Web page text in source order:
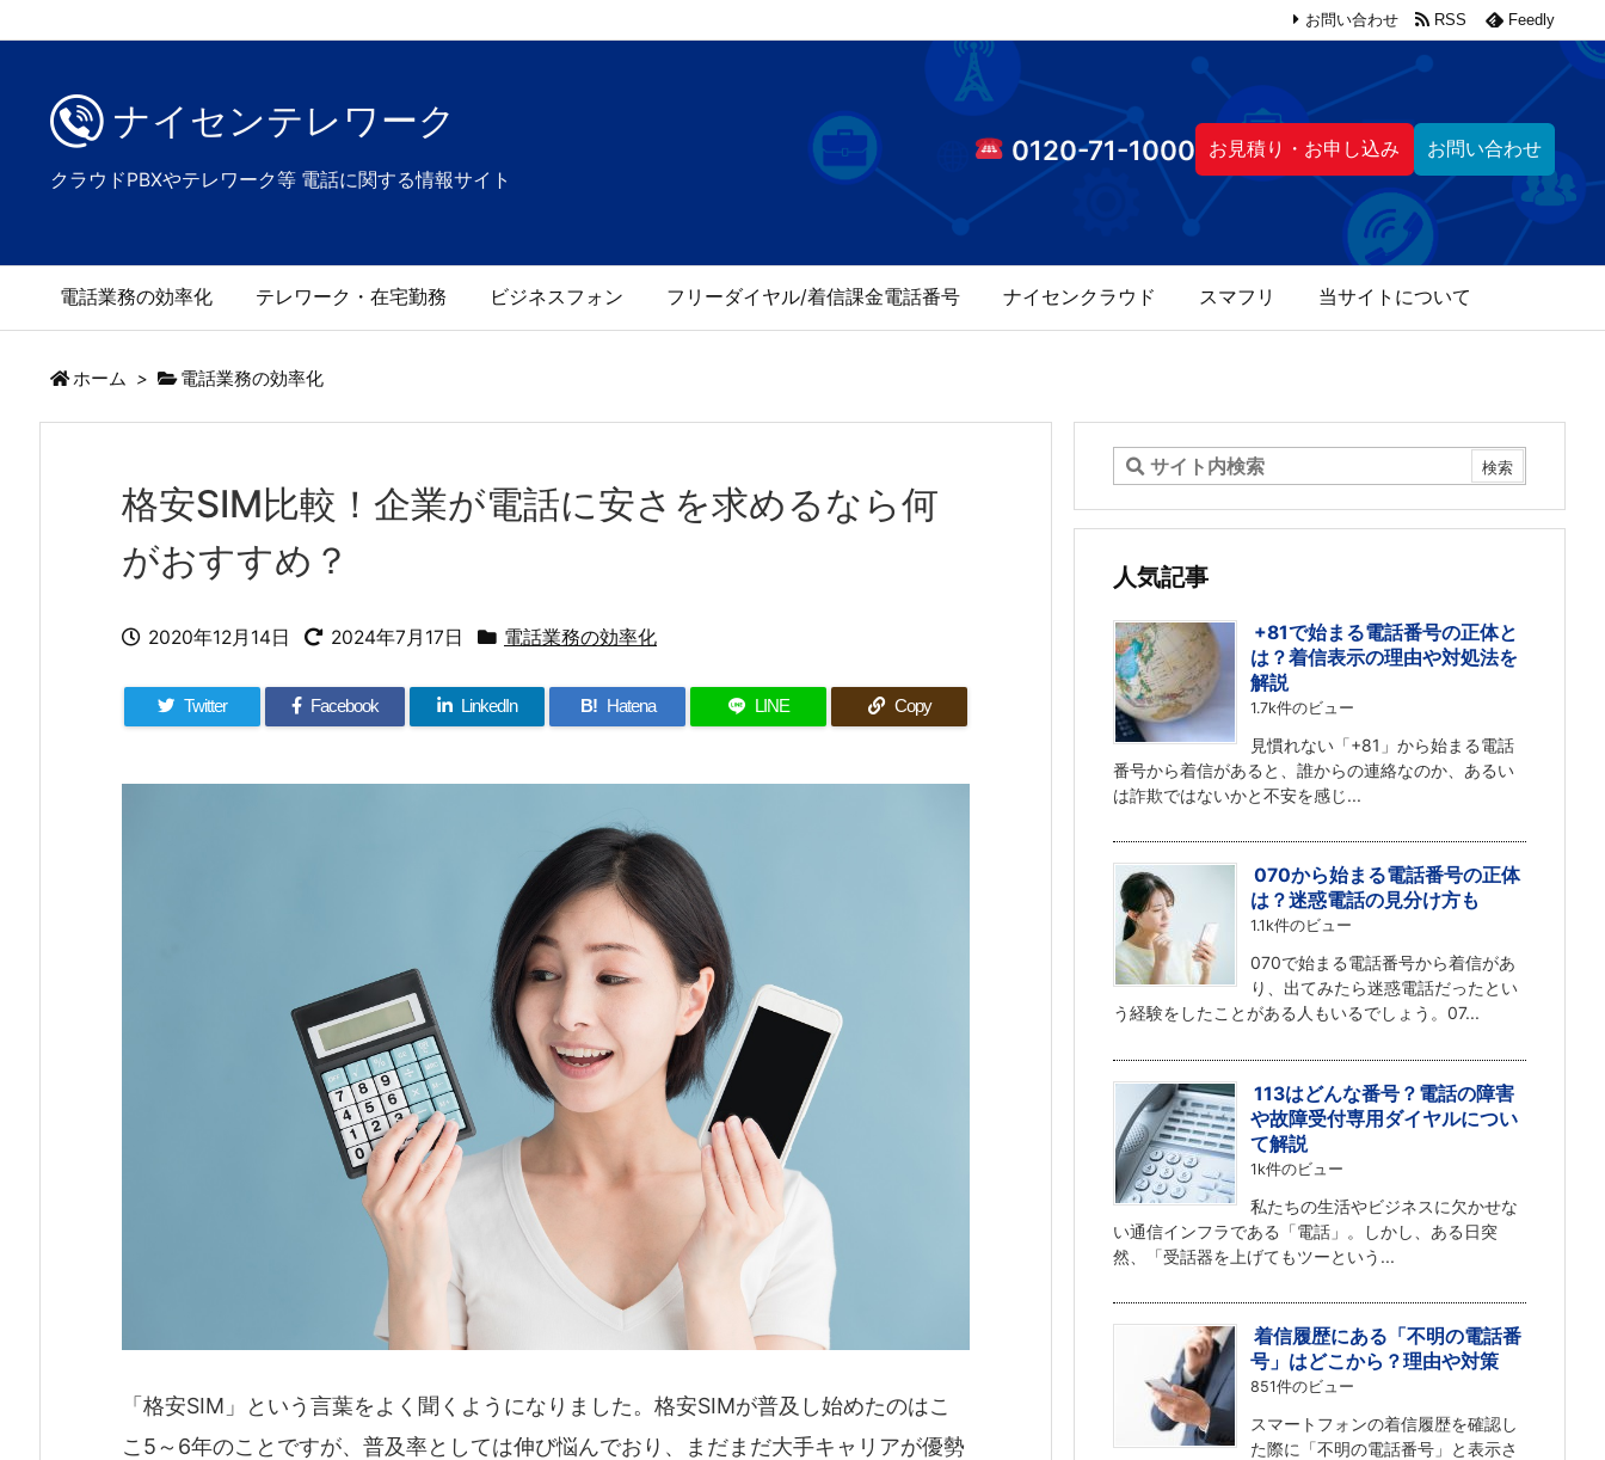
ナイセンテレワーク
クラウドPBXやテレワーク等 電話に関する情報サイト
0120-71-1000 お見積り・お申し込み お問い合わせ
電話業務の効率化 テレワーク・在宅勤務 ビジネスフォン フリーダイヤル/着信課金電話番号 ナイセンクラウド スマフリ 当サイトについて
お問い合わせ RSS Feedly
ホーム > 電話業務の効率化
格安SIM比較！企業が電話に安さを求めるなら何
がおすすめ？
2020年12月14日 2024年7月17日 電話業務の効率化
Twitter Facebook LinkedIn B! Hatena LINE Copy
「格安SIM」という言葉をよく聞くようになりました。格安SIMが普及し始めたのはこ
こ5～6年のことですが、普及率としては伸び悩んでおり、まだまだ大手キャリアが優勢
人気記事
+81で始まる電話番号の正体と
は？着信表示の理由や対処法を
解説
1.7k件のビュー
見慣れない「+81」から始まる電話
番号から着信があると、誰からの連絡なのか、あるい
は詐欺ではないかと不安を感じ...
070から始まる電話番号の正体
は？迷惑電話の見分け方も
1.1k件のビュー
070で始まる電話番号から着信があ
り、出てみたら迷惑電話だったとい
う経験をしたことがある人もいるでしょう。07...
113はどんな番号？電話の障害
や故障受付専用ダイヤルについ
て解説
1k件のビュー
私たちの生活やビジネスに欠かせな
い通信インフラである「電話」。しかし、ある日突
然、「受話器を上げてもツーという...
着信履歴にある「不明の電話番
号」はどこから？理由や対策
851件のビュー
スマートフォンの着信履歴を確認し
た際に「不明の電話番号」と表示さ